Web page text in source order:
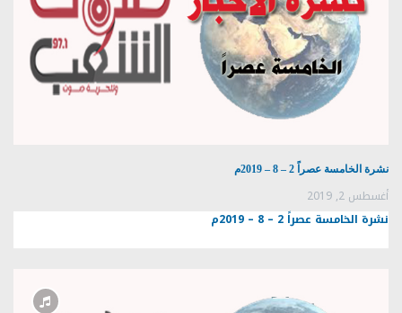
نشرة الخامسة عصراً 2 – 8 – 2019م
أغسطس 2, 2019
نشرة الخامسة عصراً 2 – 8 – 2019م